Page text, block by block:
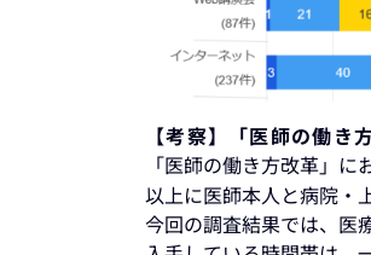
【考察】「医師の働
「医師の働き方改革」
以上に医師本人と病院・
今回の調査結果では、医